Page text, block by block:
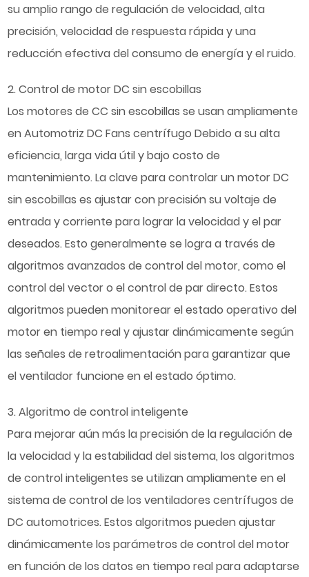
su amplio rango de regulación de velocidad, alta
precisión, velocidad de respuesta rápida y una
reducción efectiva del consumo de energía y el ruido.
2. Control de motor DC sin escobillas
Los motores de CC sin escobillas se usan ampliamente
enAutomotriz DC Fans centrífugoDebido a su alta
eficiencia, larga vida útil y bajo costo de
mantenimiento. La clave para controlar un motor DC
sin escobillas es ajustar con precisión su voltaje de
entrada y corriente para lograr la velocidad y el par
deseados. Esto generalmente se logra a través de
algoritmos avanzados de control del motor, como el
control del vector o el control de par directo. Estos
algoritmos pueden monitorear el estado operativo del
motor en tiempo real y ajustar dinámicamente según
las señales de retroalimentación para garantizar que
el ventilador funcione en el estado óptimo.
3. Algoritmo de control inteligente
Para mejorar aún más la precisión de la regulación de
la velocidad y la estabilidad del sistema, los algoritmos
de control inteligentes se utilizan ampliamente en el
sistema de control de los ventiladores centrífugos de
DC automotrices. Estos algoritmos pueden ajustar
dinámicamente los parámetros de control del motor
en función de los datos en tiempo real para adaptarse